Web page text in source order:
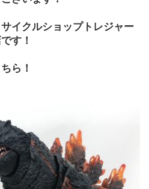
イクルショップトレジャー
す！
ら！